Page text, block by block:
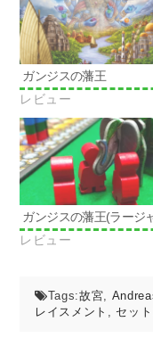
ク
し
て
く
だ
さ
い
(新
し
ィ
ン
ド
ウ
で
開
き
ま
す)
し
い
ウ
ィ
ン
ド
ウ
開
す
ガンジスの藩王
レビュー
ガンジスの藩王(ラージ
レビュー
Tags:故宮
レイスメント
セッ